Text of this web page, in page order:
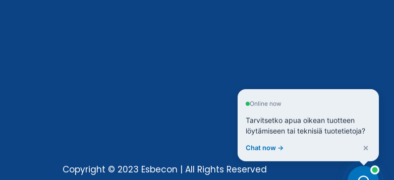
Copyright © 2023 Esbecon | All Rights Reserved
Online now
Tarvitsetko apua oikean tuotteen
löytämiseen tai teknisiä tuotetietoja?
Chat now → ×